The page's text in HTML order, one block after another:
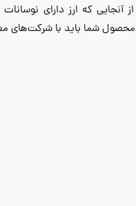
از آنجایی که ارز دارای
محصول شما باید با شرکت‌های